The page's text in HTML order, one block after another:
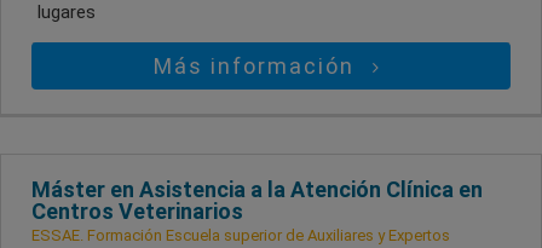
lugares
Más información
Máster en Asistencia a la Atención Clínica en
Centros Veterinarios
ESSAE. Formación Escuela superior de Auxiliares y Expertos